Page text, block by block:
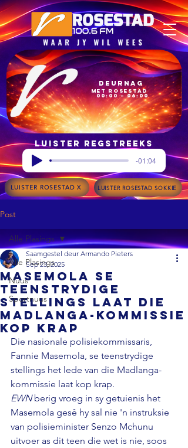
00:00 – 06:00
met Rosestad
Deurnag
Luister regstreeks
-01:04
LUISTER ROSESTAD X LUISTER ROSESTAD SOKKIE
Post
Alle Plasings
Nuus
Sportnuus
Alle Plasings
Masemola se
teenstrydige
stellings laat die
Madlanga-kommissie
kop krap
Saamgestel deur Armando Pieters
Sep 23, 2025
Die nasionale polisiekommissaris,
Fannie Masemola, se teenstrydige
stellings het lede van die Madlanga-
kommissie laat kop krap.
EWN berig vroeg in sy getuienis het
Masemola gesê hy sal nie 'n instruksie
van polisieminister Senzo Mchunu
uitvoer as dit teen die wet is nie, soos